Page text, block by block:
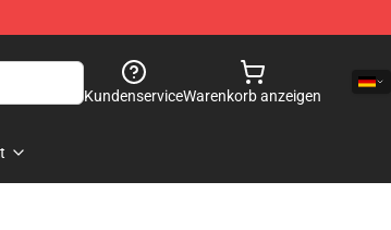
KundenserviceWarenkorb anzeigen